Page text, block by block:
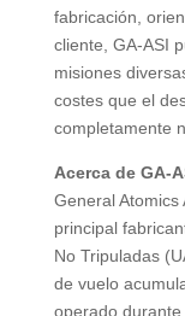
fabricación,
cliente, GA-ASI
misiones
costes que el
completamente
Acerca de GA-
General
principal
No Tripuladas
de vuelo
operado